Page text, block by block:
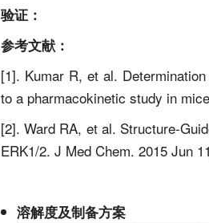
验证：
参考文献：
[1]. Kumar R, et al.
to a pharmacokinetic study in
[2].Ward RA, et al. Structure-
ERK1/2. J Med Chem. 2015 Jun
溶解度及制备方案